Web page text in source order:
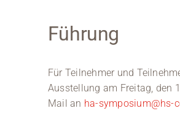
Führung
Für Teilnehmer und
Ausstellung am Freitag, den
Mail an ha-symposium@hs-